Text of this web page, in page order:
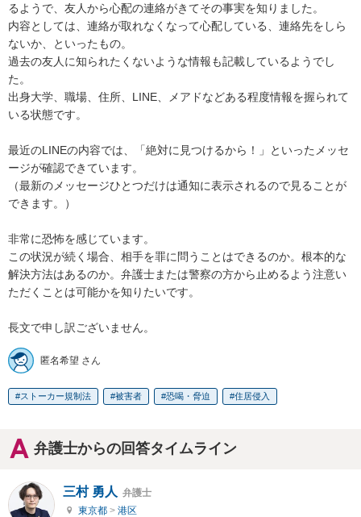
るようで、友人から心配の連絡がきてその事実を知りました。
内容としては、連絡が取れなくなって心配している、連絡先をしら
ないか、といったもの。
過去の友人に知られたくないような情報も記載しているようでし
た。
出身大学、職場、住所、LINE、メアドなどある程度情報を握られて
いる状態です。
最近のLINEの内容では、「絶対に見つけるから！」といったメッセ
ージが確認できています。
（最新のメッセージひとつだけは通知に表示されるので見ることが
できます。）
非常に恐怖を感じています。
この状況が続く場合、相手を罪に問うことはできるのか。根本的な
解決方法はあるのか。弁護士または警察の方から止めるよう注意い
ただくことは可能かを知りたいです。
長文で申し訳ございません。
匿名希望 さん
ストーカー規制法 被害者 恐喝・脅迫 住居侵入
弁護士からの回答タイムライン
三村 勇人 弁護士
東京都 > 港区